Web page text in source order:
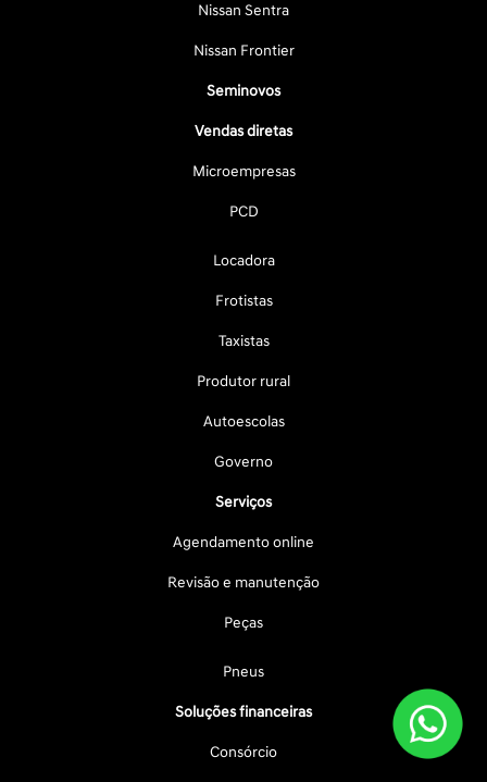
Nissan Sentra
Nissan Frontier
Seminovos
Vendas diretas
Microempresas
PCD
Locadora
Frotistas
Taxistas
Produtor rural
Autoescolas
Governo
Serviços
Agendamento online
Revisão e manutenção
Peças
Pneus
Soluções financeiras
Consórcio